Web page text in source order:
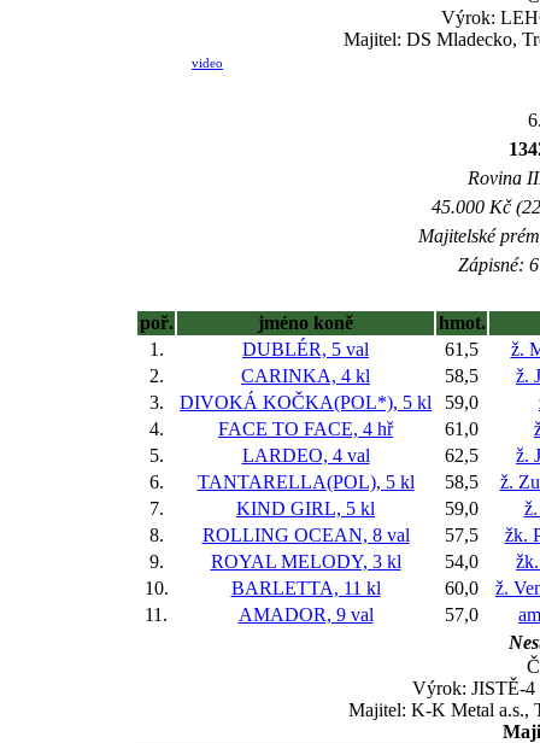
Výrok:
Majitel: DS Mladecko,
video
Rovina
45.000 Kč
Majitelské
Zápisné:
poř. jméno koně
hmot.
1.
DUBLÉR, 5 val 61,5
ž.
2.
CARINKA, 4 kl 58,5
ž.
3.
DIVOKÁ KOČKA(POL*), 5 kl 59,0
4.
FACE TO FACE, 4 hř 61,0
5.
LARDEO, 4 val 62,5
ž.
6.
TANTARELLA(POL), 5 kl 58,5
ž.
7.
KIND GIRL, 5 kl 59,0
8.
ROLLING OCEAN, 8 val 57,5
žk.
9.
ROYAL MELODY, 3 kl 54,0
10.
BARLETTA, 11 kl 60,0
ž.
11.
AMADOR, 9 val 57,0
Výrok: JISTĚ-4
Majitel: K-K Metal a.s.,